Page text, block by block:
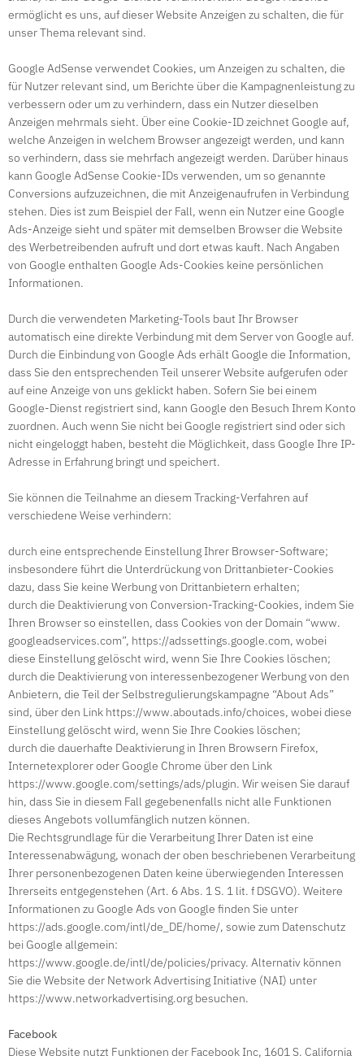
ermöglicht es uns, auf dieser Website Anzeigen zu schalten, die für
unser Thema relevant sind.
Google AdSense verwendet Cookies, um Anzeigen zu schalten, die
für Nutzer relevant sind, um Berichte über die Kampagnenleistung zu
verbessern oder um zu verhindern, dass ein Nutzer dieselben
Anzeigen mehrmals sieht. Über eine Cookie-ID zeichnet Google auf,
welche Anzeigen in welchem Browser angezeigt werden, und kann
so verhindern, dass sie mehrfach angezeigt werden. Darüber hinaus
kann Google AdSense Cookie-IDs verwenden, um so genannte
Conversions aufzuzeichnen, die mit Anzeigenaufrufen in Verbindung
stehen. Dies ist zum Beispiel der Fall, wenn ein Nutzer eine Google
Ads-Anzeige sieht und später mit demselben Browser die Website
des Werbetreibenden aufruft und dort etwas kauft. Nach Angaben
von Google enthalten Google Ads-Cookies keine persönlichen
Informationen.
Durch die verwendeten Marketing-Tools baut Ihr Browser
automatisch eine direkte Verbindung mit dem Server von Google auf.
Durch die Einbindung von Google Ads erhält Google die Information,
dass Sie den entsprechenden Teil unserer Website aufgerufen oder
auf eine Anzeige von uns geklickt haben. Sofern Sie bei einem
Google-Dienst registriert sind, kann Google den Besuch Ihrem Konto
zuordnen. Auch wenn Sie nicht bei Google registriert sind oder sich
nicht eingeloggt haben, besteht die Möglichkeit, dass Google Ihre IP-
Adresse in Erfahrung bringt und speichert.
Sie können die Teilnahme an diesem Tracking-Verfahren auf
verschiedene Weise verhindern:
durch eine entsprechende Einstellung Ihrer Browser-Software;
insbesondere führt die Unterdrückung von Drittanbieter-Cookies
dazu, dass Sie keine Werbung von Drittanbietern erhalten;
durch die Deaktivierung von Conversion-Tracking-Cookies, indem Sie
Ihren Browser so einstellen, dass Cookies von der Domain “www.
googleadservices.com”, https://adssettings.google.com, wobei
diese Einstellung gelöscht wird, wenn Sie Ihre Cookies löschen;
durch die Deaktivierung von interessenbezogener Werbung von den
Anbietern, die Teil der Selbstregulierungskampagne “About Ads”
sind, über den Link https://www.aboutads.info/choices, wobei diese
Einstellung gelöscht wird, wenn Sie Ihre Cookies löschen;
durch die dauerhafte Deaktivierung in Ihren Browsern Firefox,
Internetexplorer oder Google Chrome über den Link
https://www.google.com/settings/ads/plugin. Wir weisen Sie darauf
hin, dass Sie in diesem Fall gegebenenfalls nicht alle Funktionen
dieses Angebots vollumfänglich nutzen können.
Die Rechtsgrundlage für die Verarbeitung Ihrer Daten ist eine
Interessenabwägung, wonach der oben beschriebenen Verarbeitung
Ihrer personenbezogenen Daten keine überwiegenden Interessen
Ihrerseits entgegenstehen (Art. 6 Abs. 1 S. 1 lit. f DSGVO). Weitere
Informationen zu Google Ads von Google finden Sie unter
https://ads.google.com/intl/de_DE/home/, sowie zum Datenschutz
bei Google allgemein:
https://www.google.de/intl/de/policies/privacy. Alternativ können
Sie die Website der Network Advertising Initiative (NAI) unter
https://www.networkadvertising.org besuchen.
Facebook
Diese Website nutzt Funktionen der Facebook Inc, 1601 S. California